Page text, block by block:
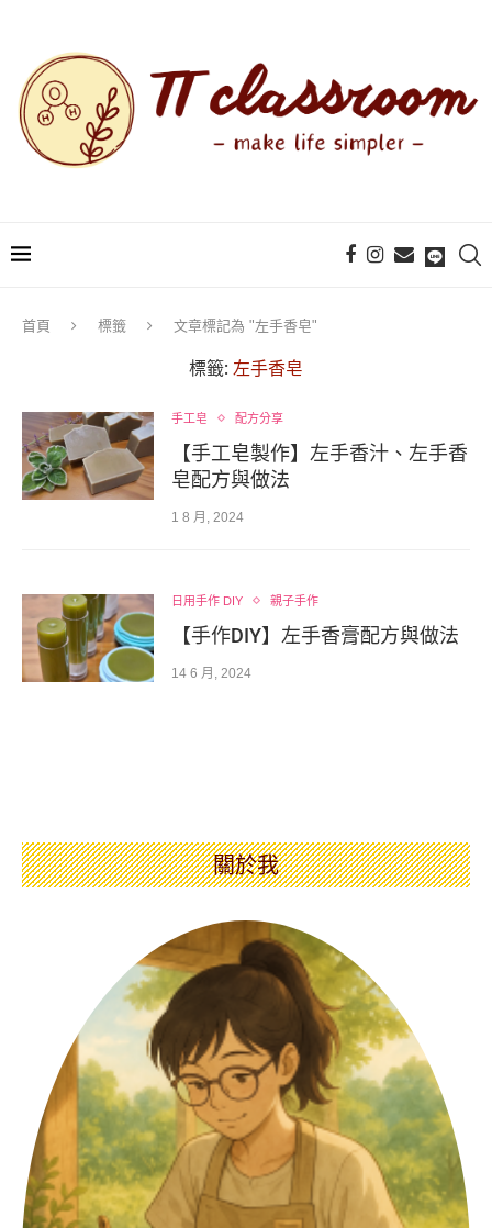
首頁 標籤 文章標記為 "左手香皂"
標籤: 左手香皂
手工皂 配方分享
【手工皂製作】左手香汁、左手香
皂配方與做法
1 8 月, 2024
日用手作 DIY 親子手作
【手作DIY】左手香膏配方與做法
14 6 月, 2024
關於我